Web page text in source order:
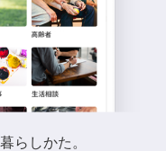
らしかた。